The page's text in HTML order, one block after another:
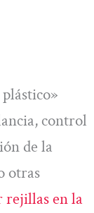
control
de la
otras
rejillas en la